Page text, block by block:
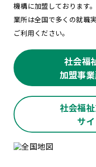
機構に加盟しております
業所は全国で多くの就職
ご利用ください。
社会福
加盟事
社会福
サ